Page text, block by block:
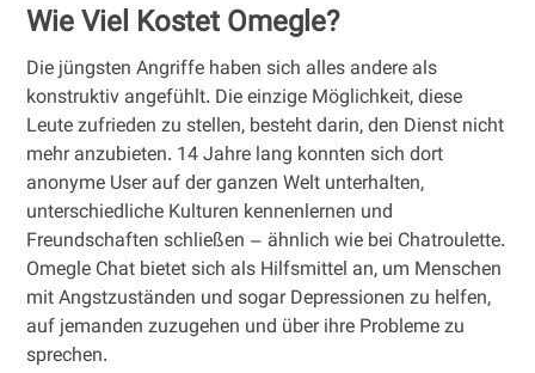
Wie Viel Kostet Omegle?
Die jüngsten Angriffe haben sich alles andere als
konstruktiv angefühlt. Die einzige Möglichkeit, diese
Leute zufrieden zu stellen, besteht darin, den Dienst nicht
mehr anzubieten. 14 Jahre lang konnten sich dort
anonyme User auf der ganzen Welt unterhalten,
unterschiedliche Kulturen kennenlernen und
Freundschaften schließen – ähnlich wie bei Chatroulette.
Omegle Chat bietet sich als Hilfsmittel an, um Menschen
mit Angstzuständen und sogar Depressionen zu helfen,
auf jemanden zuzugehen und über ihre Probleme zu
sprechen.